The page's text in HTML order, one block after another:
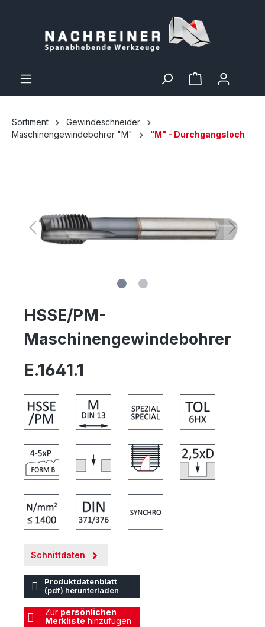
Sortiment
Gewindeschneider
Maschinengewindebohrer "M"
"M" - Durchgangsloch
HSSE/PM-
Maschinengewindebohrer
E.1641.1
Schnittdaten
Produktdatenblatt
(pdf) herunterladen
Zur persönlichen
Merkliste hinzufügen